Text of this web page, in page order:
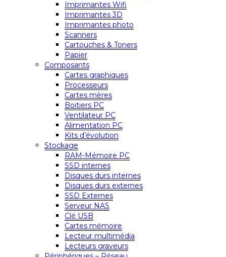
Imprimantes Wifi
Imprimantes 3D
Imprimantes photo
Scanners
Cartouches & Toners
Papier
Composants
Cartes graphiques
Processeurs
Cartes mères
Boitiers PC
Ventilateur PC
Alimentation PC
Kits d’évolution
Stockage
RAM-Mémoire PC
SSD internes
Disques durs internes
Disques durs externes
SSD Externes
Serveur NAS
Clé USB
Cartes mémoire
Lecteur multimédia
Lecteurs graveurs